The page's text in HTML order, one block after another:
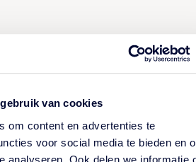
van cookies
om content en advertenties te
voor social media te bieden en
analyseren. Ook delen we informatie